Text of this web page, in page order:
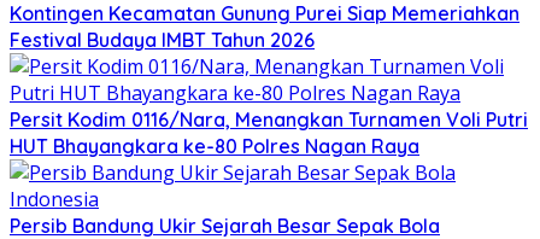
Kontingen Kecamatan Gunung Purei Siap Memeriahkan
Festival Budaya IMBT Tahun 2026
Persit Kodim 0116/Nara, Menangkan Turnamen Voli Putri
HUT Bhayangkara ke-80 Polres Nagan Raya
Persib Bandung Ukir Sejarah Besar Sepak Bola